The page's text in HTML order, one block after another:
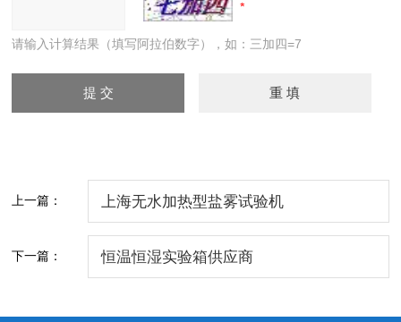
请输入计算结果（填写阿拉伯数字），如：三加四=7
上一篇： 上海无水加热型盐雾试验机
下一篇： 恒温恒湿实验箱供应商